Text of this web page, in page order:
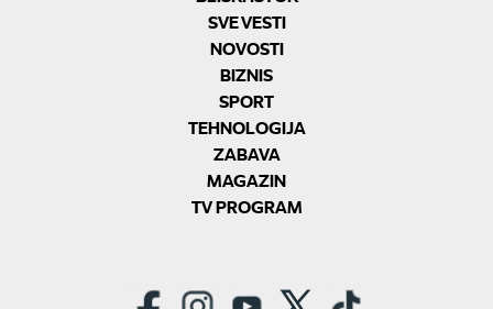
SVE VESTI
NOVOSTI
BIZNIS
SPORT
TEHNOLOGIJA
ZABAVA
MAGAZIN
TV PROGRAM